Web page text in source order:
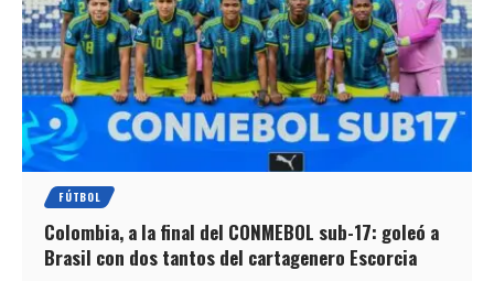
FÚTBOL
Colombia, a la final del CONMEBOL sub-17: goleó a
Brasil con dos tantos del cartagenero Escorcia